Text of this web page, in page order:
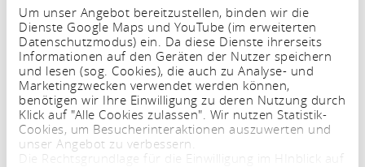
Um unser Angebot bereitzustellen, binden wir die
Dienste Google Maps und YouTube (im erweiterten
Datenschutzmodus) ein. Da diese Dienste ihrerseits
Informationen auf den Geräten der Nutzer speichern
und lesen (sog. Cookies), die auch zu Analyse- und
Marketingzwecken verwendet werden können,
benötigen wir Ihre Einwilligung zu deren Nutzung durch
Klick auf "Alle Cookies zulassen". Wir nutzen Statistik-
Cookies, um Besucherinteraktionen auszuwerten und
unser Angebot zu verbessern.
Die Rechtsgrundlage für die Einwilligung im HInblick auf
Period